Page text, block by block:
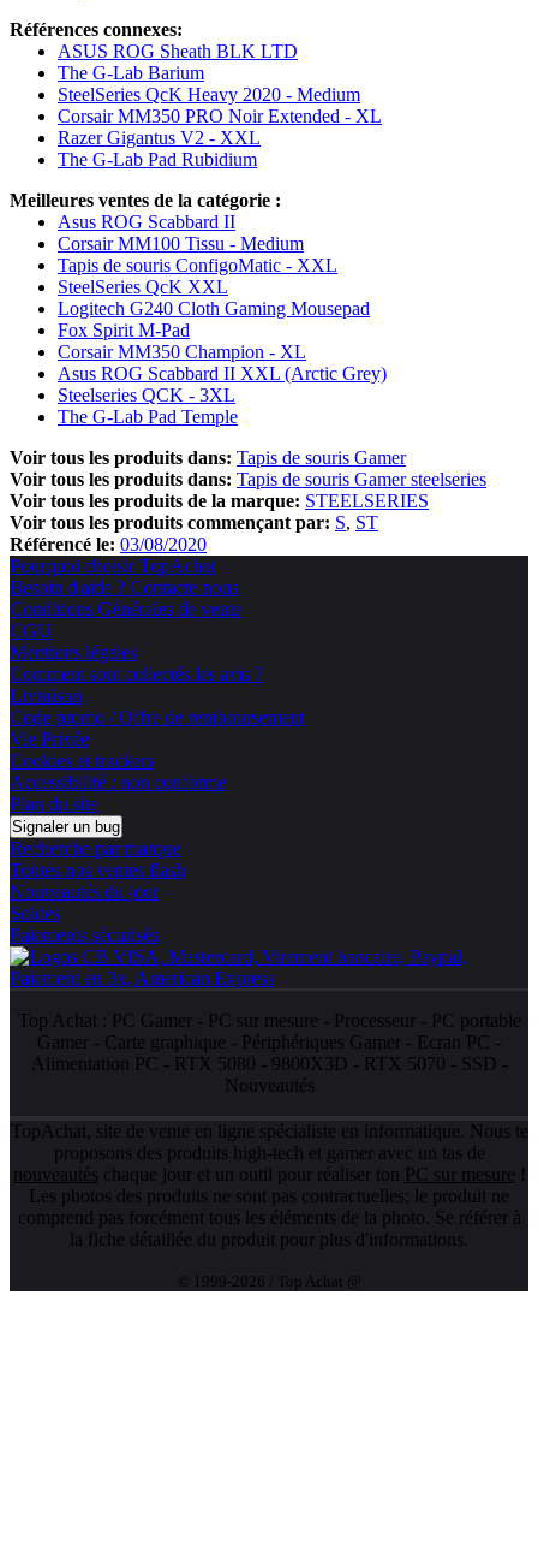
Références connexes:
ASUS ROG Sheath BLK LTD
The G-Lab Barium
SteelSeries QcK Heavy 2020 - Medium
Corsair MM350 PRO Noir Extended - XL
Razer Gigantus V2 - XXL
The G-Lab Pad Rubidium
Meilleures ventes de la catégorie :
Asus ROG Scabbard II
Corsair MM100 Tissu - Medium
Tapis de souris ConfigoMatic - XXL
SteelSeries QcK XXL
Logitech G240 Cloth Gaming Mousepad
Fox Spirit M-Pad
Corsair MM350 Champion - XL
Asus ROG Scabbard II XXL (Arctic Grey)
Steelseries QCK - 3XL
The G-Lab Pad Temple
Voir tous les produits dans: Tapis de souris Gamer
Voir tous les produits dans: Tapis de souris Gamer steelseries
Voir tous les produits de la marque: STEELSERIES
Voir tous les produits commençant par: S ST
Référencé le: 03/08/2020
Pourquoi choisir TopAchat
Besoin d'aide ? Contacte nous
Conditions Générales de vente
CGU
Mentions légales
Comment sont collectés les avis ?
Livraison
Code promo / Offre de remboursement
Vie Privée
Cookies et trackers
Accessibilité : non conforme
Plan du site
Signaler un bug
Recherche par marque
Toutes nos ventes flash
Nouveautés du jour
Soldes
Paiements sécurisés
Top Achat : PC Gamer- PC sur mesure - Processeur- PC portable
Gamer - Carte graphique - Périphériques Gamer - Ecran PC -
Alimentation PC - RTX 5080 - 9800X3D - RTX 5070 - SSD -
Nouveautés
TopAchat, site de vente en ligne spécialiste en informatique. Nous te
proposons des produits high-tech et gamer avec un tas de
nouveautés chaque jour et un outil pour réaliser ton PC sur mesure !
Les photos des produits ne sont pas contractuelles; le produit ne
comprend pas forcément tous les éléments de la photo. Se référer à
la fiche détaillée du produit pour plus d'informations.
© 1999-2026 / Top Achat @